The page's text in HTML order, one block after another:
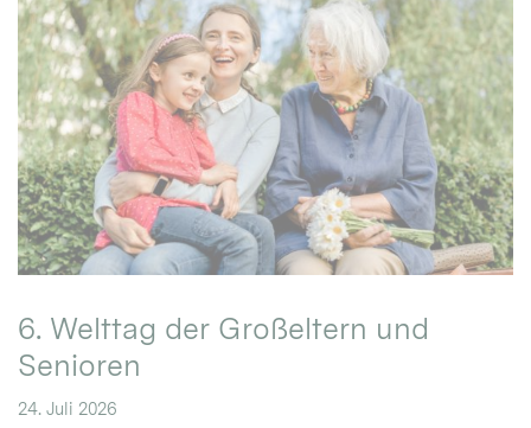
6. Welttag der Großeltern und
Senioren
24. Juli 2026